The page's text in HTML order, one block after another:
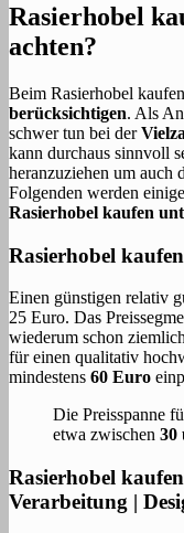
Rasierhobel
achten?
Beim Rasierhobel
berücksichtigen. Als
schwer tun bei der
kann durchaus sinnvoll
heranzuziehen um auch
Folgenden werden einige
Rasierhobel kaufen
Rasierhobel
Einen günstigen relativ
25 Euro. Das
wiederum schon
für einen qualitativ
mindestens 60 Euro
Die Preisspanne
etwa zwischen 30
Rasierhobel
Verarbeitung |